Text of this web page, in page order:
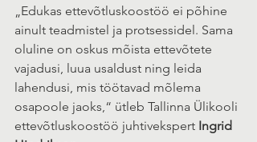
„Edukas ettevõtluskoostöö ei põhine
ainult teadmistel ja protsessidel. Sama
oluline on oskus mõista ettevõtete
vajadusi, luua usaldust ning leida
lahendusi, mis töötavad mõlema
osapoole jaoks,“ ütleb Tallinna Ülikooli
ettevõtluskoostöö juhtivekspert Ingrid